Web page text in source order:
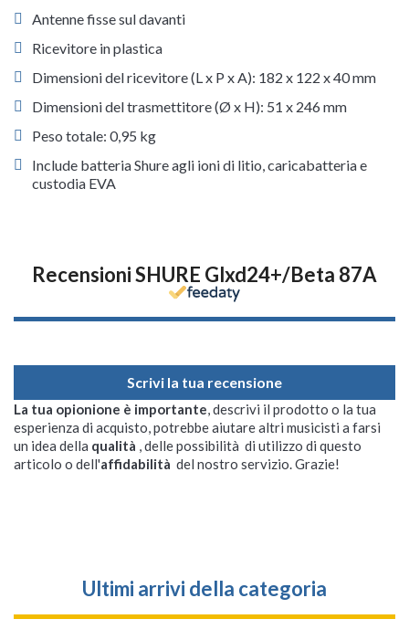
Antenne fisse sul davanti
Ricevitore in plastica
Dimensioni del ricevitore (L x P x A): 182 x 122 x 40 mm
Dimensioni del trasmettitore (Ø x H): 51 x 246 mm
Peso totale: 0,95 kg
Include batteria Shure agli ioni di litio, caricabatteria e
custodia EVA
Recensioni SHURE Glxd24+/Beta 87A
Scrivi la tua recensione
La tua opionione è importante, descrivi il prodotto o la tua
esperienza di acquisto, potrebbe aiutare altri musicisti a farsi
un idea della qualità , delle possibilità di utilizzo di questo
articolo o dell'affidabilità del nostro servizio. Grazie!
Ultimi arrivi della categoria